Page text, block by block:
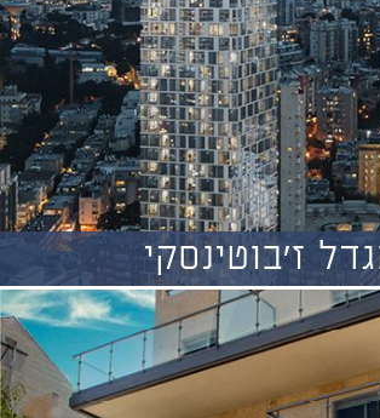
ז'בוטינסקי